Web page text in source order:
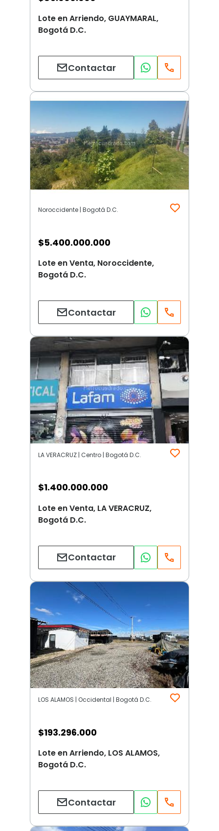
Lote en Arriendo, GUAYMARAL,
Bogotá D.C.
Contactar
Noroccidente | Bogotá D.C.
$5.400.000.000
Lote en Venta, Noroccidente,
Bogotá D.C.
Contactar
LA VERACRUZ | Centro | Bogotá D.C.
$1.400.000.000
Lote en Venta, LA VERACRUZ,
Bogotá D.C.
Contactar
LOS ALAMOS | Occidental | Bogotá D.C.
$193.296.000
Lote en Arriendo, LOS ALAMOS,
Bogotá D.C.
Contactar